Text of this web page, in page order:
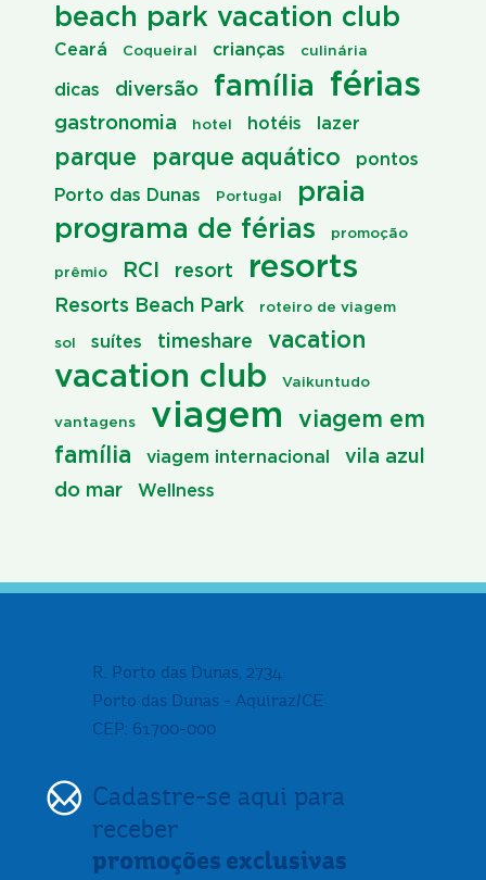
beach park vacation club
Ceará Coqueiral crianças culinária
dicas diversão família férias
gastronomia hotel hotéis lazer
parque parque aquático
pontos
Porto das Dunas
Portugal
praia
programa de férias
promoção
prêmio RCI resort resorts
Resorts Beach Park roteiro de viagem
sol suítes timeshare vacation
vacation club Vaikuntudo
vantagens viagem
viagem em
família
viagem internacional
vila azul
do mar
Wellness
R. Porto das Dunas, 2734
Porto das Dunas - Aquiraz/CE
CEP: 61700-000
Cadastre-se aqui para
receber
promoções exclusivas